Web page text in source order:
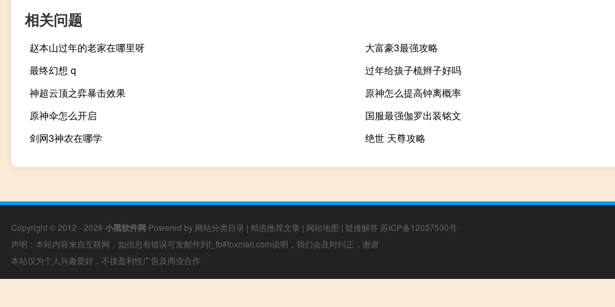
相关问题
赵本山过年的老家在哪里呀
大富豪3最强攻略
最终幻想 q
过年给孩子梳辫子好吗
神超云顶之弈暴击效果
原神怎么提高钟离概率
原神伞怎么开启
国服最强伽罗出装铭文
剑网3神农在哪学
绝世 天尊攻略
Copyright © 2012 - 2026 小黑软件网 Powered by 网站分类目录 | 精选推荐文章 | 网站地图 | 疑难解答 苏ICP备12037530号
声明：本站内容来自互联网，如信息有错误可发邮件到f_fb#foxmail.com说明，我们会及时纠正，谢谢
本站仅为个人兴趣爱好，不接盈利性广告及商业合作